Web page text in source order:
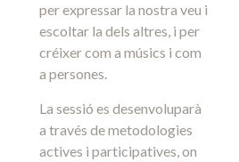
per expressar la nostra veu i
escoltar la dels altres, i per
créixer com a músics i com
a persones.
La sessió es desenvoluparà
a través de metodologies
actives i participatives, on